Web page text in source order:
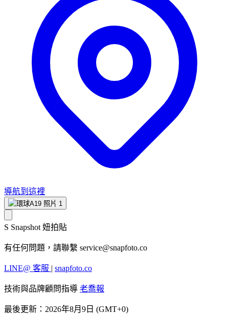
導航到這裡
S Snapshot 妞拍貼
有任何問題，請聯繫 service@snapfoto.co
LINE@ 客服 | snapfoto.co
技術與品牌顧問指導 老喬報
最後更新：2026年8月9日 (GMT+0)